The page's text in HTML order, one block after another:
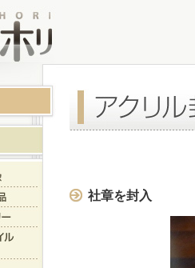
社章を封入